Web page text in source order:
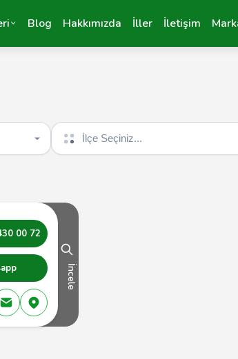
Blog Hakkımızda İller İletişim
İlçe seçin
00 72
İncele